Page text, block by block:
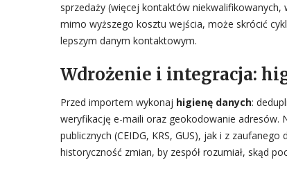
sprzedaży (więcej kontaktów niekwalifikowanych,
mimo wyższego kosztu wejścia, może skrócić
lepszym danym kontaktowym.
Wdrożenie i integracja:
Przed importem wykonaj higienę danych:
weryfikację e-maili oraz geokodowanie adresów.
publicznych (CEIDG, KRS, GUS), jak i z
historyczność zmian, by zespół rozumiał, skąd